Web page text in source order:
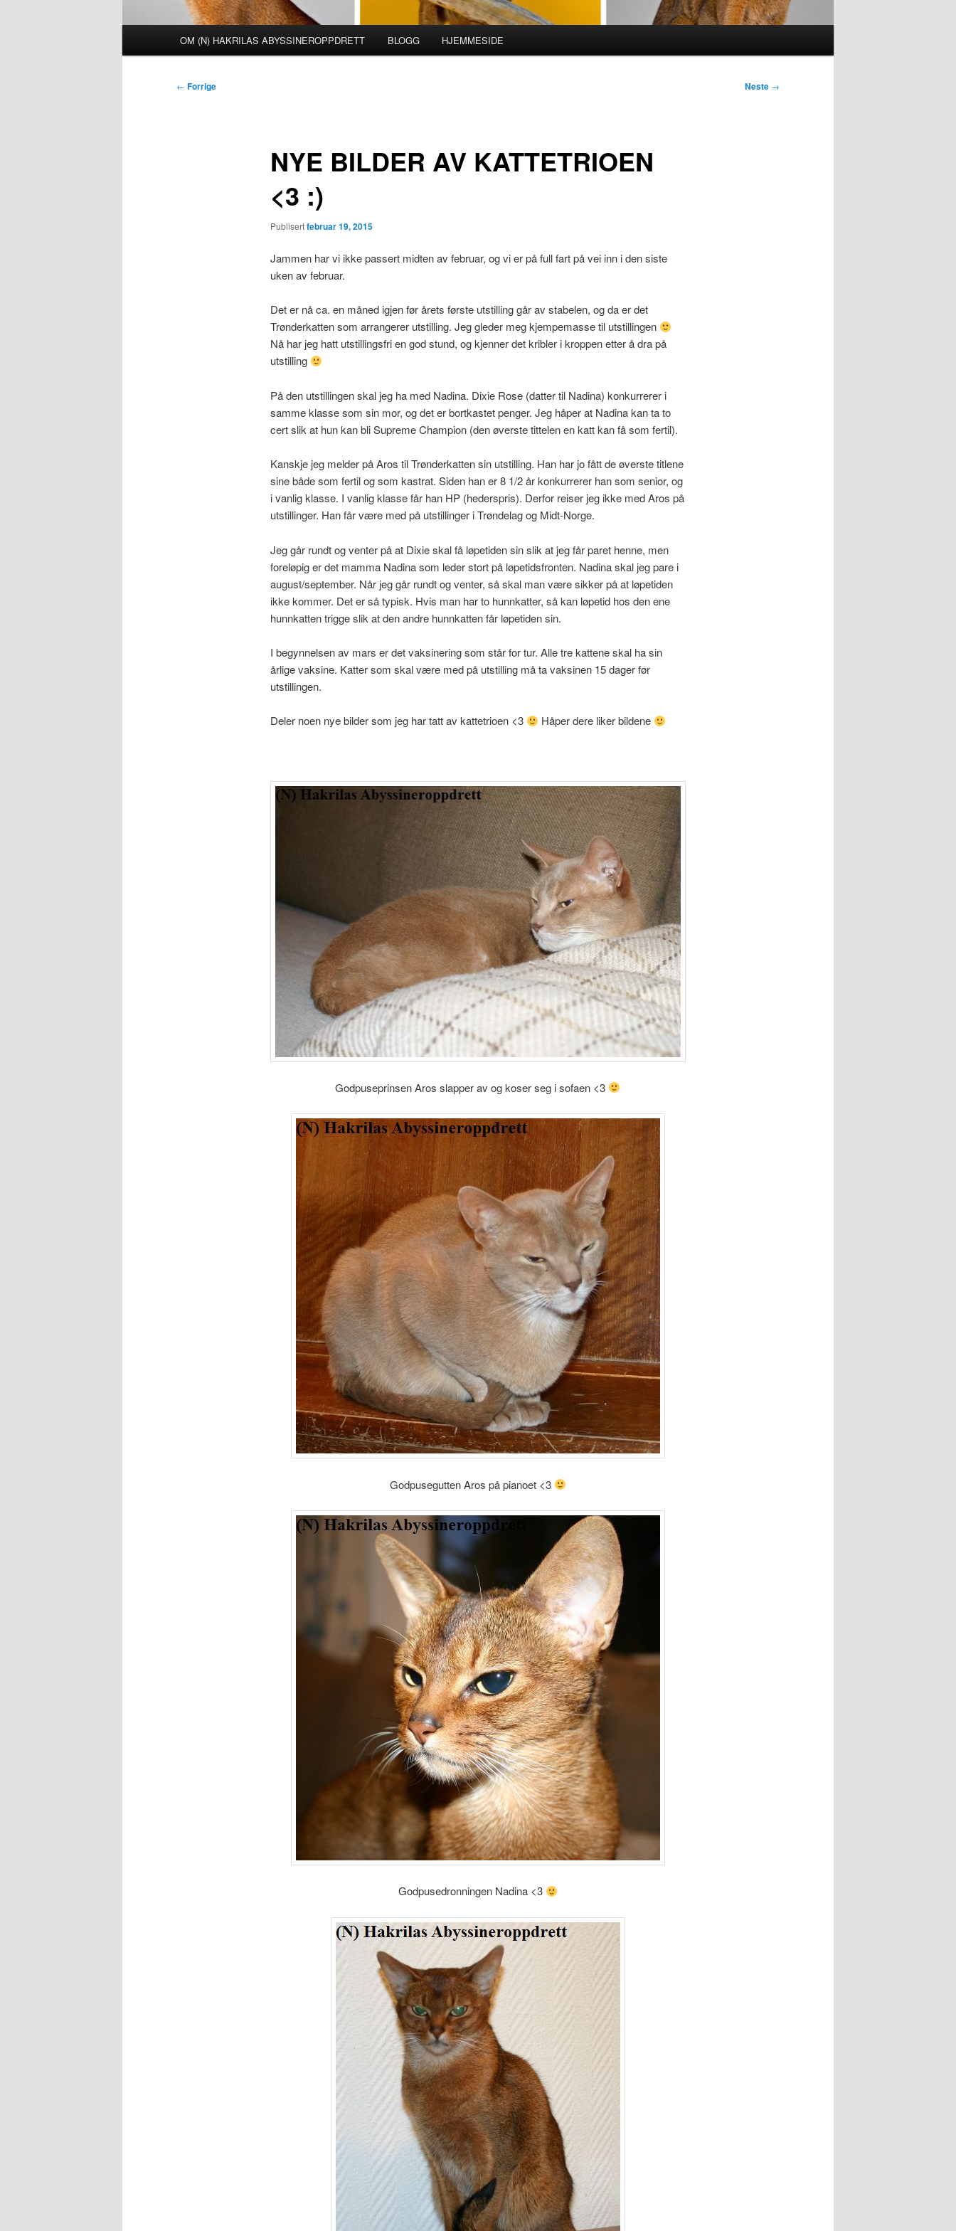
OM (N) HAKRILAS ABYSSINEROPPDRETT BLOGG HJEMMESIDE
Innleggsnavigasjon
← Forrige Neste →
NYE BILDER AV KATTETRIOEN
<3 :)
Publisertfebruar 19, 2015
Jammen har vi ikke passert midten av februar, og vi er på full fart på vei inn i den siste
uken av februar.
Det er nå ca. en måned igjen før årets første utstilling går av stabelen, og da er det
Trønderkatten som arrangerer utstilling. Jeg gleder meg kjempemasse til utstillingen
Nå har jeg hatt utstillingsfri en god stund, og kjenner det kribler i kroppen etter å dra på
utstilling
På den utstillingen skal jeg ha med Nadina. Dixie Rose (datter til Nadina) konkurrerer i
samme klasse som sin mor, og det er bortkastet penger. Jeg håper at Nadina kan ta to
cert slik at hun kan bli Supreme Champion (den øverste tittelen en katt kan få som fertil).
Kanskje jeg melder på Aros til Trønderkatten sin utstilling. Han har jo fått de øverste titlene
sine både som fertil og som kastrat. Siden han er 8 1/2 år konkurrerer han som senior, og
i vanlig klasse. I vanlig klasse får han HP (hederspris). Derfor reiser jeg ikke med Aros på
utstillinger. Han får være med på utstillinger i Trøndelag og Midt-Norge.
Jeg går rundt og venter på at Dixie skal få løpetiden sin slik at jeg får paret henne, men
foreløpig er det mamma Nadina som leder stort på løpetidsfronten. Nadina skal jeg pare i
august/september. Når jeg går rundt og venter, så skal man være sikker på at løpetiden
ikke kommer. Det er så typisk. Hvis man har to hunnkatter, så kan løpetid hos den ene
hunnkatten trigge slik at den andre hunnkatten får løpetiden sin.
I begynnelsen av mars er det vaksinering som står for tur. Alle tre kattene skal ha sin
årlige vaksine. Katter som skal være med på utstilling må ta vaksinen 15 dager før
utstillingen.
Deler noen nye bilder som jeg har tatt av kattetrioen <3 Håper dere liker bildene
Godpuseprinsen Aros slapper av og koser seg i sofaen <3
Godpusegutten Aros på pianoet <3
Godpusedronningen Nadina <3